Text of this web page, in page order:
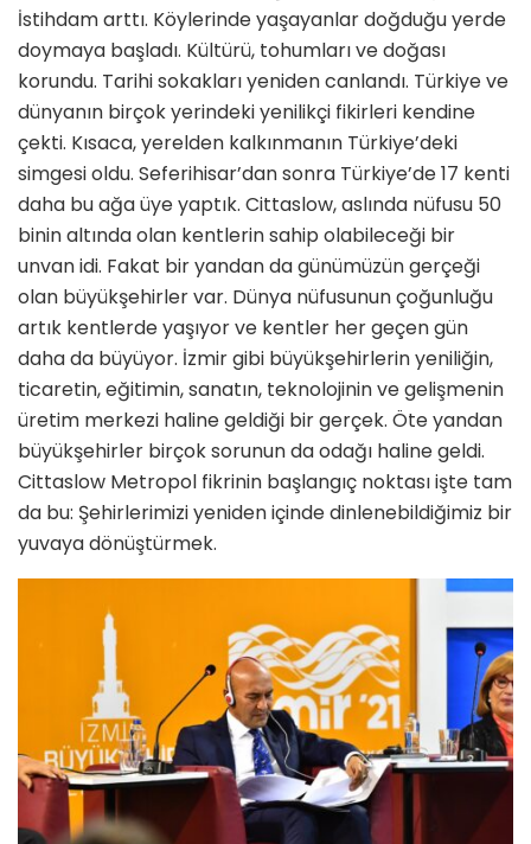
İstihdam arttı. Köylerinde yaşayanlar doğduğu yerde
doymaya başladı. Kültürü, tohumları ve doğası
korundu. Tarihi sokakları yeniden canlandı. Türkiye ve
dünyanın birçok yerindeki yenilikçi fikirleri kendine
çekti. Kısaca, yerelden kalkınmanın Türkiye’deki
simgesi oldu. Seferihisar’dan sonra Türkiye’de 17 kenti
daha bu ağa üye yaptık. Cittaslow, aslında nüfusu 50
binin altında olan kentlerin sahip olabileceği bir
unvan idi. Fakat bir yandan da günümüzün gerçeği
olan büyükşehirler var. Dünya nüfusunun çoğunluğu
artık kentlerde yaşıyor ve kentler her geçen gün
daha da büyüyor. İzmir gibi büyükşehirlerin yeniliğin,
ticaretin, eğitimin, sanatın, teknolojinin ve gelişmenin
üretim merkezi haline geldiği bir gerçek. Öte yandan
büyükşehirler birçok sorunun da odağı haline geldi.
Cittaslow Metropol fikrinin başlangıç noktası işte tam
da bu: Şehirlerimizi yeniden içinde dinlenebildiğimiz bir
yuvaya dönüştürmek.